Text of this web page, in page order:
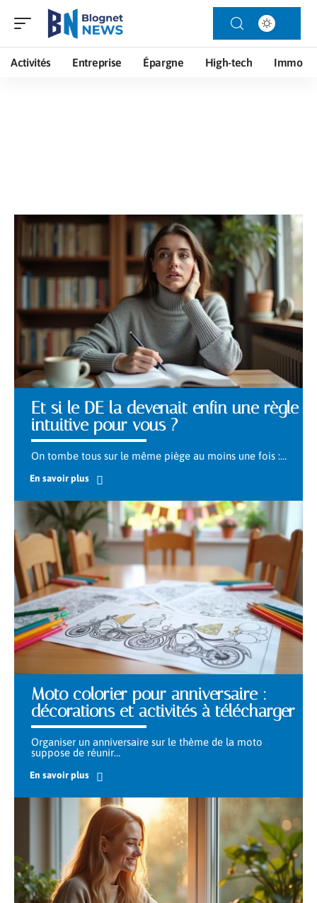
Activités Entreprise Épargne High-tech Immo
Et si le DE la devenait enfin une règle
intuitive pour vous ?
On tombe tous sur le même piège au moins une fois :…
En savoir plus
Moto colorier pour anniversaire :
décorations et activités à télécharger
Organiser un anniversaire sur le thème de la moto
suppose de réunir…
En savoir plus